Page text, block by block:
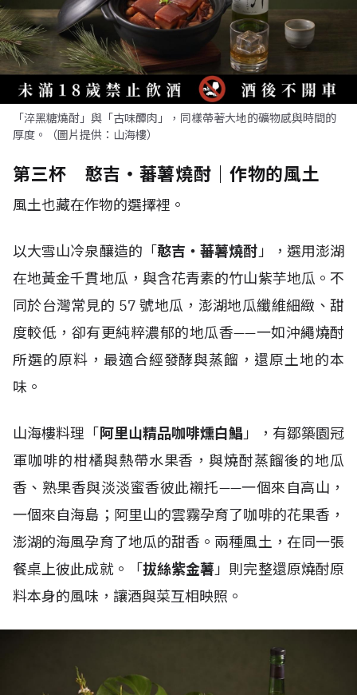
「淬黑糖燒酎」與「古味醰肉」，同樣帶著大地的礦物感與時間的
厚度。（圖片提供：山海樓）
第三杯 憨吉・蕃薯燒酎｜作物的風土
風土也藏在作物的選擇裡。
以大雪山冷泉釀造的「憨吉・蕃薯燒酎」，選用澎湖
在地黃金千貫地瓜，與含花青素的竹山紫芋地瓜。不
同於台灣常見的 57 號地瓜，澎湖地瓜纖維細緻、甜
度較低，卻有更純粹濃郁的地瓜香——一如沖繩燒酎
所選的原料，最適合經發酵與蒸餾，還原土地的本
味。
山海樓料理「阿里山精品咖啡燻白鯧」，有鄒築園冠
軍咖啡的柑橘與熱帶水果香，與燒酎蒸餾後的地瓜
香、熟果香與淡淡蜜香彼此襯托——一個來自高山，
一個來自海島；阿里山的雲霧孕育了咖啡的花果香，
澎湖的海風孕育了地瓜的甜香。兩種風土，在同一張
餐桌上彼此成就。「拔絲紫金薯」則完整還原燒酎原
料本身的風味，讓酒與菜互相映照。